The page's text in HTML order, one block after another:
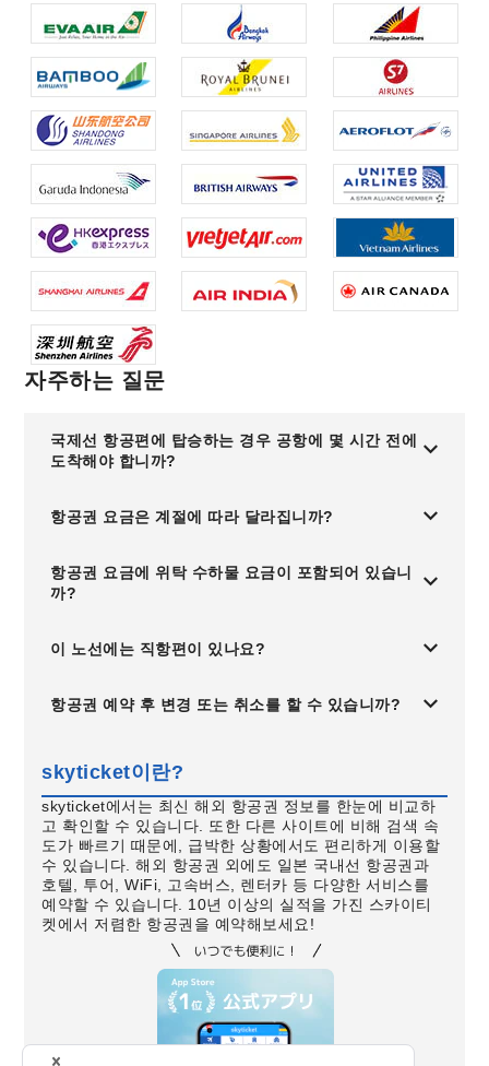
자주하는 질문
국제선 항공편에 탑승하는 경우 공항에 몇 시간 전에
도착해야 합니까?
항공권 요금은 계절에 따라 달라집니까?
항공권 요금에 위탁 수하물 요금이 포함되어 있습니
까?
이 노선에는 직항편이 있나요?
항공권 예약 후 변경 또는 취소를 할 수 있습니까?
skyticket이란?
skyticket에서는 최신 해외 항공권 정보를 한눈에 비교하
고 확인할 수 있습니다. 또한 다른 사이트에 비해 검색 속
도가 빠르기 때문에, 급박한 상황에서도 편리하게 이용할
수 있습니다. 해외 항공권 외에도 일본 국내선 항공권과
호텔, 투어, WiFi, 고속버스, 렌터카 등 다양한 서비스를
예약할 수 있습니다. 10년 이상의 실적을 가진 스카이티
켓에서 저렴한 항공권을 예약해보세요!